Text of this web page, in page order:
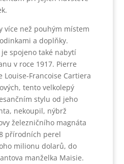
více než pouhým místem
a doplňky.
spojeno také nabytí
v roce 1917. Pierre
Louise-Francoise Cartiera
tento velkolepý
stylu od jeho
nekoupil, nýbrž
železničního magnáta
přírodních perel
milionu dolarů, do
manželka Maisie.